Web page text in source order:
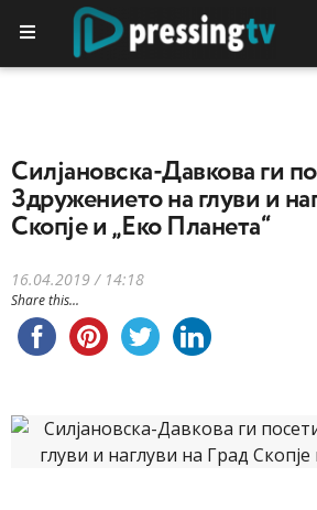
Силјановска-Давкова ги
Здружението на глуви и
Скопје и „Еко Планета“
16.04.2019 / 14:18
Share this...